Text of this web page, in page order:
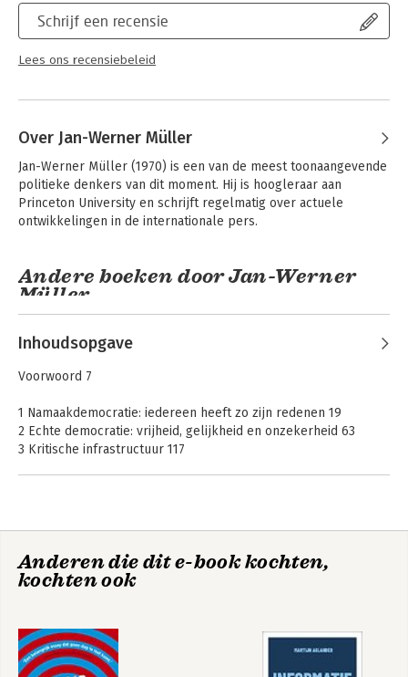
Schrijf een recensie
Lees ons recensiebeleid
Over Jan-Werner Müller
Jan-Werner Müller (1970) is een van de meest toonaangevende
politieke denkers van dit moment. Hij is hoogleraar aan
Princeton University en schrijft regelmatig over actuele
ontwikkelingen in de internationale pers.
Andere boeken door Jan-Werner
Müller
Inhoudsopgave
Voorwoord 7
1 Namaakdemocratie: iedereen heeft zo zijn redenen 19
2 Echte democratie: vrijheid, gelijkheid en onzekerheid 63
3 Kritische infrastructuur 117
Noten 225
Register 265
Anderen die dit e-book kochten,
kochten ook